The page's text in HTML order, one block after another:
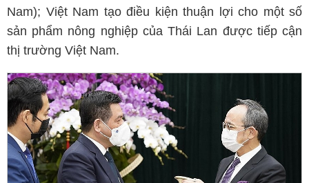
Nam); Việt Nam tạo điều kiện thuận lợi cho một số
sản phẩm nông nghiệp của Thái Lan được tiếp cận
thị trường Việt Nam.